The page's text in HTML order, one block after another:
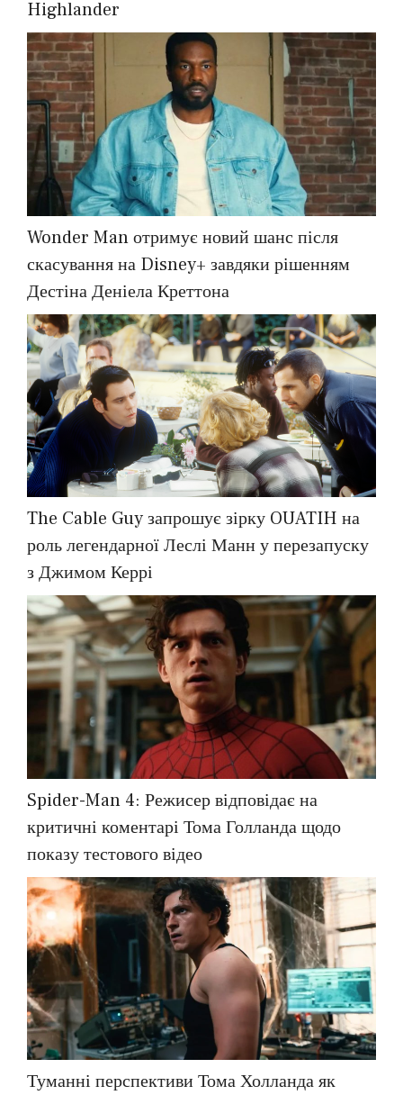
Highlander
Wonder Man отримує новий шанс після
скасування на Disney+ завдяки рішенням
Дестіна Деніела Креттона
The Cable Guy запрошує зірку OUATIH на
роль легендарної Леслі Манн у перезапуску
з Джимом Керрі
Spider-Man 4: Режисер відповідає на
критичні коментарі Тома Голланда щодо
показу тестового відео
Туманні перспективи Тома Холланда як